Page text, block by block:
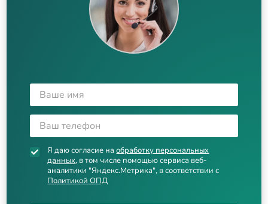
Я даю согласие наобработку персональных
данных, в том числе помощью сервиса веб-
аналитики "Яндекс.Метрика", в соответствии с
Политикой ОПД